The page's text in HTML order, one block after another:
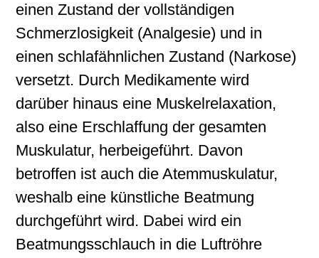
einen Zustand der vollständigen
Schmerzlosigkeit (Analgesie) und in
einen schlafähnlichen Zustand (Narkose)
versetzt. Durch Medikamente wird
darüber hinaus eine Muskelrelaxation,
also eine Erschlaffung der gesamten
Muskulatur, herbeigeführt. Davon
betroffen ist auch die Atemmuskulatur,
weshalb eine künstliche Beatmung
durchgeführt wird. Dabei wird ein
Beatmungsschlauch in die Luftröhre